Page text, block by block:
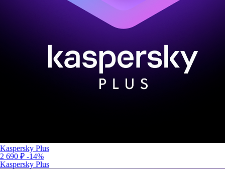
Kaspersky Plus
2 690 ₽ -14%
Kaspersky Plus